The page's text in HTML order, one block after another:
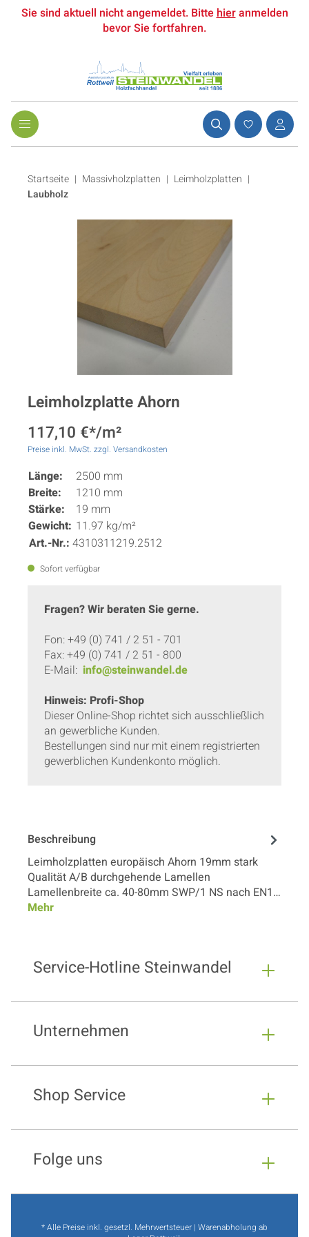
Sie sind aktuell nicht angemeldet. Bittehieranmelden
bevor Sie fortfahren.
Startseite Massivholzplatten | Leimholzplatten |
Laubholz
Leimholzplatte Ahorn
117,10 €*/m²
Preise inkl. MwSt. zzgl. Versandkosten
Länge:
2500 mm
Breite:
1210 mm
Stärke:
19 mm
Gewicht: 11.97 kg/m²
Art.-Nr.: 4310311219.2512
Sofort verfügbar
Fragen? Wir beraten Sie gerne.
Fon: +49 (0) 741 / 2 51 - 701
Fax: +49 (0) 741 / 2 51 - 800
E-Mail: info@steinwandel.de
Hinweis: Profi-Shop
Dieser Online-Shop richtet sich ausschließlich
an gewerbliche Kunden.
Bestellungen sind nur mit einem registrierten
gewerblichen Kundenkonto möglich.
Beschreibung
Leimholzplatten europäisch Ahorn 19mm stark
Qualität A/B durchgehende Lamellen
Lamellenbreite ca. 40-80mm SWP/1 NS nach EN1…
Mehr
Service-Hotline Steinwandel
Unternehmen
Shop Service
Folge uns
* Alle Preise inkl. gesetzl. Mehrwertsteuer | Warenabholung ab